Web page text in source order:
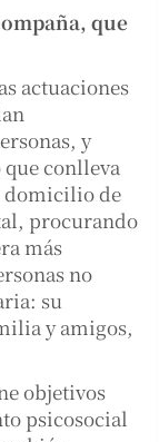
que
actuaciones
y
conlleva
domicilio de
procurando
más
no
su
y amigos,
objetivos
psicosocial